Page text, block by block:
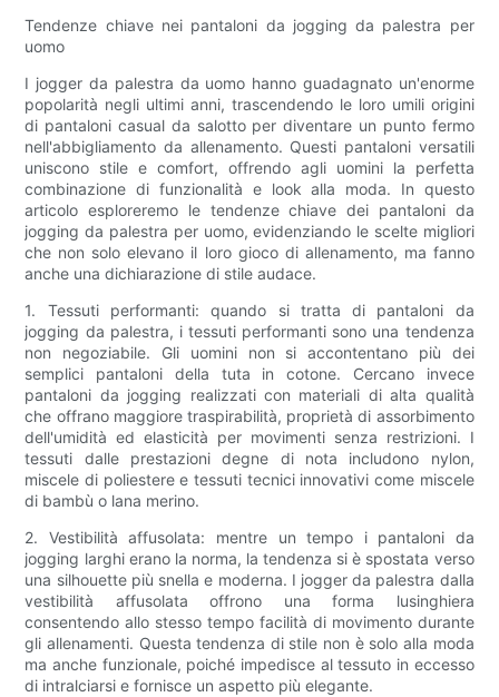
Tendenze chiave nei pantaloni da jogging da palestra per
uomo
I jogger da palestra da uomo hanno guadagnato un'enorme
popolarità negli ultimi anni, trascendendo le loro umili origini
di pantaloni casual da salotto per diventare un punto fermo
nell'abbigliamento da allenamento. Questi pantaloni versatili
uniscono stile e comfort, offrendo agli uomini la perfetta
combinazione di funzionalità e look alla moda. In questo
articolo esploreremo le tendenze chiave dei pantaloni da
jogging da palestra per uomo, evidenziando le scelte migliori
che non solo elevano il loro gioco di allenamento, ma fanno
anche una dichiarazione di stile audace.
1. Tessuti performanti: quando si tratta di pantaloni da
jogging da palestra, i tessuti performanti sono una tendenza
non negoziabile. Gli uomini non si accontentano più dei
semplici pantaloni della tuta in cotone. Cercano invece
pantaloni da jogging realizzati con materiali di alta qualità
che offrano maggiore traspirabilità, proprietà di assorbimento
dell'umidità ed elasticità per movimenti senza restrizioni. I
tessuti dalle prestazioni degne di nota includono nylon,
miscele di poliestere e tessuti tecnici innovativi come miscele
di bambù o lana merino.
2. Vestibilità affusolata: mentre un tempo i pantaloni da
jogging larghi erano la norma, la tendenza si è spostata verso
una silhouette più snella e moderna. I jogger da palestra dalla
vestibilità affusolata offrono una forma lusinghiera
consentendo allo stesso tempo facilità di movimento durante
gli allenamenti. Questa tendenza di stile non è solo alla moda
ma anche funzionale, poiché impedisce al tessuto in eccesso
di intralciarsi e fornisce un aspetto più elegante.